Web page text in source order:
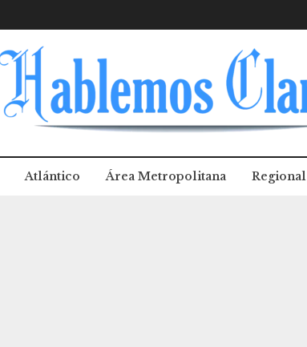
Atlántico Área Metropolitana Regional